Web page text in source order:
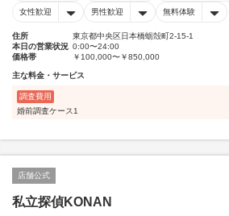
女性歓迎 男性歓迎 無料体験
住所
東京都中央区日本橋蛎殻町2-15-1
本日の営業状況 0:00〜24:00
価格帯
￥100,000〜￥850,000
主な料金・サービス
調査費用
婚前調査ケース1
店舗公式
私立探偵KONAN